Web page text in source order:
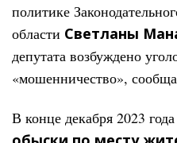
политике
области Светланы
депутата возбуждено
«мошенничество»,
В конце декабря 2023